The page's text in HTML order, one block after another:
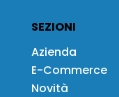
SEZIONI
Azienda
E-Commerce
Novità